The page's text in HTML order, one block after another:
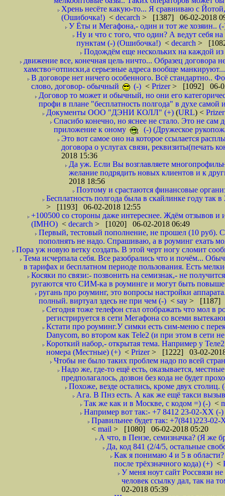
Хрень несёте какую-то... Я сравниваю с
(Ошибочка!) < decarch > [1387] 06-02-2018
У Ёты и Мегафона,- один и тот же хозяин..
Ну и что с того, что один? А ведут себя
пунктам (-) (Ошибочка!) < decarch >
Подождём еще нескольких на каждой из
движение все, конечная цель ничто... Образец договора
хамство=отписки,а серьезные адреса вообще
В договоре нет ничего особенного. Всё стандартно..
слово, договор- обычный
(-) < Prizer> [1092] 06-
Договор то может и обычный, но они его
профи в плане "бесплатность полгода" в духе
Документы ООО "ДЭНИ КОЛЛ" (+) (URL) <
Спасибо конечно, но яснее не стало. Это не сам
приложение к оному
(-) (Дружеское
Это вот самое оно на которое ссылается
договора о услугах связи, реквизиты(печать
2018 15:36
Да уж. Если Вы возглавляете
желание подрядить новых клиентов и к
2018 18:56
Поэтому и срастаются финансовые
Бесплатность полгода была в скайлинке году
> [1193] 06-02-2018 12:55
+100500 со стороны даже интереснее. Ждём отзывов и
(IMHO) < decarch > [1020] 06-02-2018 06:49
Первый, тестовый пополнение, не прошел (10 руб).
пополнять не надо. Спрашиваю, а в роуминг ехать
Пора уж новую ветку создать. В этой черт ногу сломит
Тема исчерпала себя. Все разобрались что и почём...
в тарифах и бесплатном периоде пользования. Есть
Косяки по связи:- позвонить на семизнак,- не
ругаются что СИМ-ка в роуминге и могут быть
ругань про роуминг, это вопросы настройки
полный. виртуал здесь не при чем (-) < say > [1187]
Сегодня тоже телефон стал отображать что мол в
регистрируется в сети Мегафона со всеми
Кстати про роуминг.У симки есть сим-меню с
Danycom, во втором как Tele2 (и при этом в сети
Короткий набор,- открытая тема. Например у
номера (Местные) (+) < Prizer> [1222] 03-02-
Чтобы не было таких проблем надо по всей
Надо же, где-то ещё есть, оказывается,
предполагалось, дозвон без кода не будет
Похоже, везде остались, кроме двух
Ага. В Пнз есть. А как же ещё такси
Так же как и в Москве, с кодом =) (-) <
Например вот так:- +7 8412 23-02-ХХ (-
Правильнее будет так: +7(841)223-
< mail > [1080] 06-02-2018 05:20
А что, в Пензе, семизначка? (Я же
Да, код 841 (2/4/5, остальные
Как я понимаю 4 и 5 в
после трёхзначного кода) (+) <
У меня ноут сайт Россвязи
человек ссылку дал, так на
02-2018 05:39